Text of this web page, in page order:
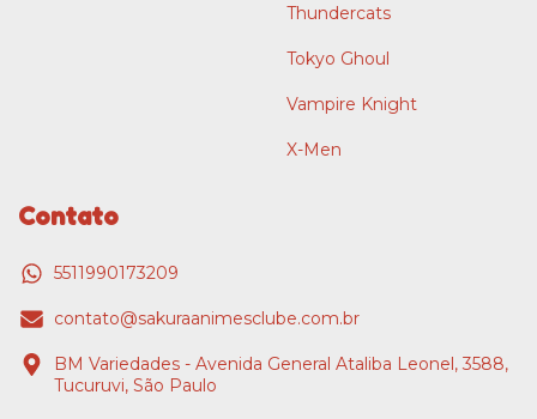
Thundercats
Tokyo Ghoul
Vampire Knight
X-Men
Contato
5511990173209
contato@sakuraanimesclube.com.br
BM Variedades - Avenida General Ataliba Leonel, 3588,
Tucuruvi, São Paulo